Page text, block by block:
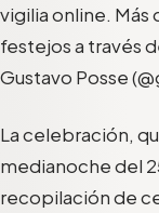
vigilia online. Más
festejos a través
Gustavo Posse
La celebración,
medianoche del
recopilación de